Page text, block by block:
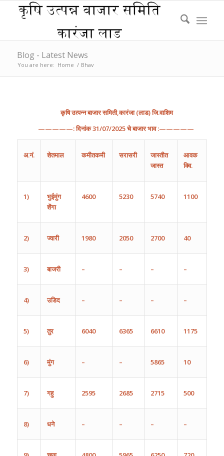
Blog - Latest News
You are here: Home / Bhav
कृषिउत्पन्नबाजारसमिती,कारंजा(लाड)जि.वाशिम
—————:दिनांक31/07/2025चेबाजारभाव:—————
अ.नं. शेतमाल कमीतकमी सरासरी
जास्तीत
जास्त
आवक
क्वि.
1)
भुईमुंग
शेंगा
4600 5230 5740 1100
2) ज्वारी 1980 2050 2700 40
3) बाजरी – – – –
4) उडिद – – – –
5) तुर 6040 6365 6610 1175
6) मुंग – – 5865 10
7) गहु 2595 2685 2715 500
8) धने – – – –